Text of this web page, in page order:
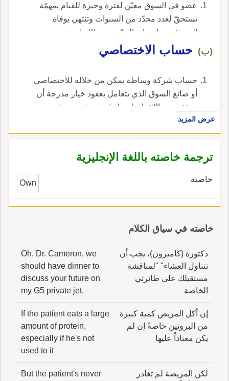
عضو في السوق معيّن لفترة وجيزة للقيام بمهمّة
تستحقّ لعدد محدّد من السنوات وتنتهي بوفاة
المستفيد قبل نهاية المدّة. ، في الإنجليزية، هي
temporary annuity.
(ب) حساب الاختصاصي
حساب شركة وساطة يمكن من خلاله للاختصاصي
أو صانع السوق الذي يتعامل بعقود خيار مدرجة أن
يستفيد من الائتمان لسداد قيمة مخزونه ، في
الإنجليزية، هي specialist's account.عرض المزيد
ترجمة خاصته باللغة الإنجليزية
خاصته Own
خاصته في سياق الكلام
دكتورة (كاميرون)، يجب أن
نتناول العشاء" "لمناقشة
مستقبلك على طائرتي
الخاصة
Oh, Dr. Cameron, we
should have dinner to
discuss your future on
my G5 private jet.
إن أكل المريض كمية كبيرة
من البروتين خاصةً إن لم
يكن معتاداً عليها
If the patient eats a large
amount of protein,
especially if he's not
used to it
لكن المريضة لم تغادر
But the patient's never